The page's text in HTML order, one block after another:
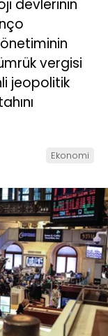
devlerinin
vergisi
jeopolitik
Ekonomi